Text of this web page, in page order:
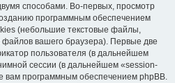
способами. Во-первых, просмотр
программным обеспечением
(небольшие текстовые файлы,
вашего браузера). Первые две
пользователя (в дальнейшем
сессии (в дальнейшем «session-
вам программным обеспечением phpBB.